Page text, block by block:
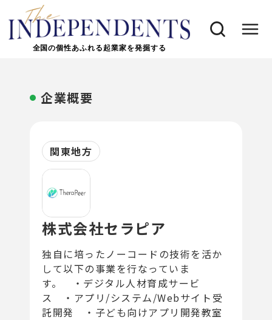
全国の個性あふれる起業家を発掘する
企業概要
関東地方
株式会社セラピア
独自に培ったノーコードの技術を活か
して以下の事業を行なっていま
す。 ・デジタル人材育成サービ
ス ・アプリ/システム/Webサイト受
託開発 ・子ども向けアプリ開発教室